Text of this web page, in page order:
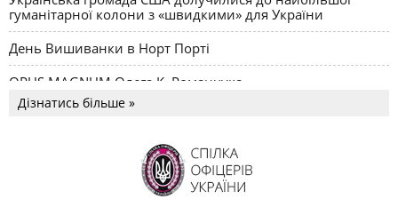
гуманітарної колони з «швидкими» для України
День Вишиванки в Норт Порті
OPUS MAGNUM Олега К. Романчука
Дізнатись більше »